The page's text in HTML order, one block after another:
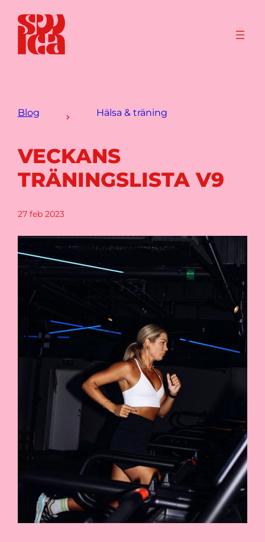
Blog Hälsa & träning
VECKANS
TRÄNINGSLISTA V9
27 feb 2023